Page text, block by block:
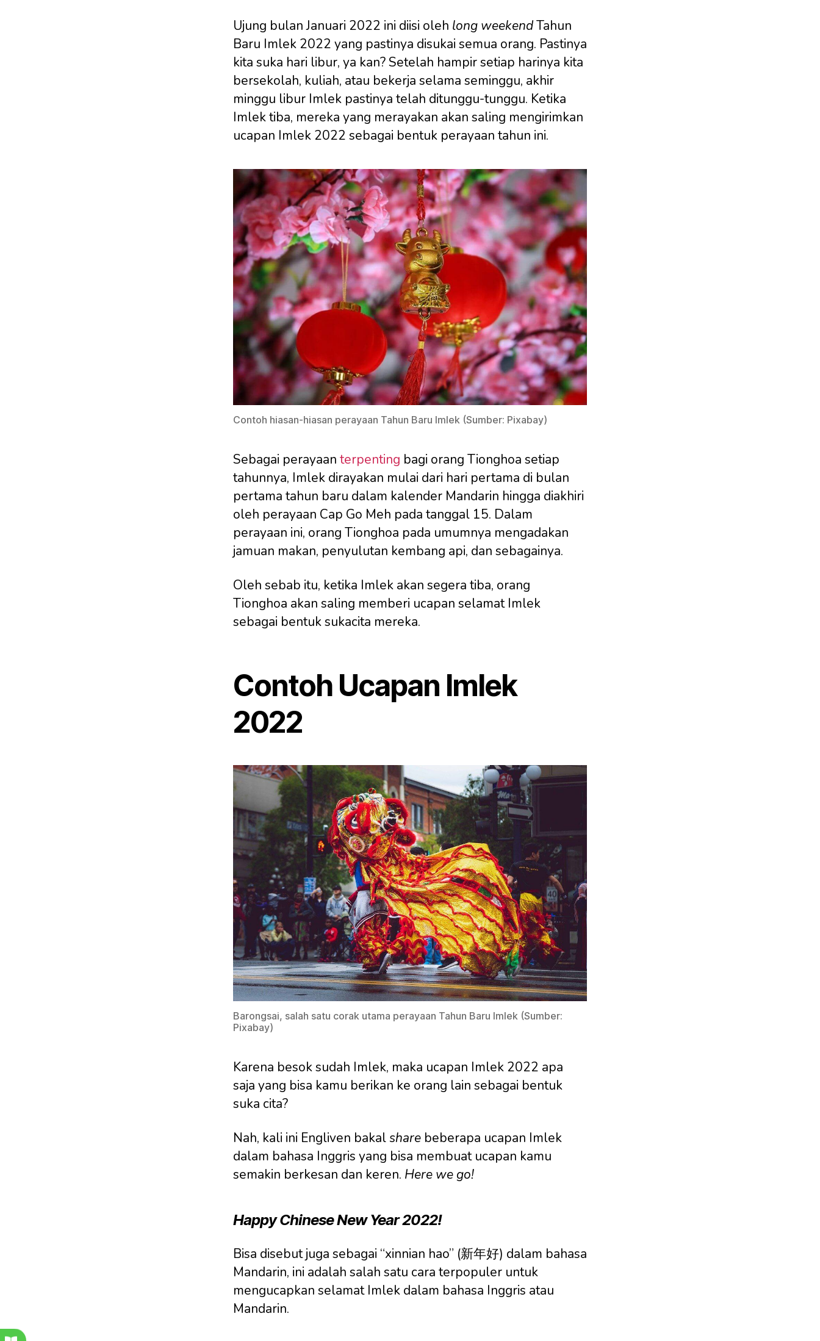
Ujung bulan Januari 2022 ini diisi oleh long weekendTahun
Baru Imlek 2022 yang pastinya disukai semua orang. Pastinya
kita suka hari libur, ya kan? Setelah hampir setiap harinya kita
bersekolah, kuliah, atau bekerja selama seminggu, akhir
minggu libur Imlek pastinya telah ditunggu-tunggu. Ketika
Imlek tiba, mereka yang merayakan akan saling mengirimkan
ucapan Imlek 2022 sebagai bentuk perayaan tahun ini.
Contoh hiasan-hiasan perayaan Tahun Baru Imlek (Sumber: Pixabay)
Sebagai perayaan terpenting bagi orang Tionghoa setiap
tahunnya, Imlek dirayakan mulai dari hari pertama di bulan
pertama tahun baru dalam kalender Mandarin hingga diakhiri
oleh perayaan Cap Go Meh pada tanggal 15. Dalam
perayaan ini, orang Tionghoa pada umumnya mengadakan
jamuan makan, penyulutan kembang api, dan sebagainya.
Oleh sebab itu, ketika Imlek akan segera tiba, orang
Tionghoa akan saling memberi ucapan selamat Imlek
sebagai bentuk sukacita mereka.
Contoh Ucapan Imlek
2022
Barongsai, salah satu corak utama perayaan Tahun Baru Imlek (Sumber:
Pixabay)
Karena besok sudah Imlek, maka ucapan Imlek 2022 apa
saja yang bisa kamu berikan ke orang lain sebagai bentuk
suka cita?
Nah, kali ini Engliven bakalshare beberapa ucapan Imlek
dalam bahasa Inggris yang bisa membuat ucapan kamu
semakin berkesan dan keren. Here we go!
Happy Chinese New Year 2022!
Bisa disebut juga sebagai “xinnian hao” (新年好) dalam bahasa
Mandarin, ini adalah salah satu cara terpopuler untuk
mengucapkan selamat Imlek dalam bahasa Inggris atau
Mandarin.